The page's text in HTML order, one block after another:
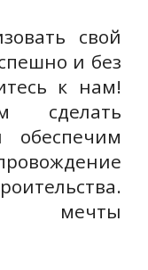
свой
и без
к нам!
мечты